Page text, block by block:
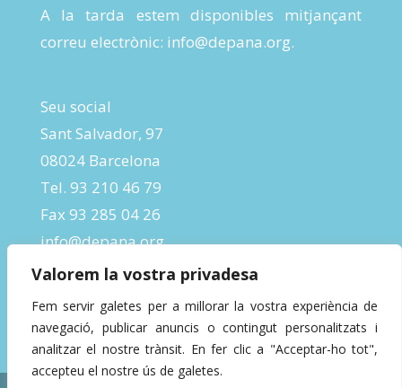
Valorem la vostra privadesa
Fem servir galetes per a millorar la vostra experiència de
navegació, publicar anuncis o contingut personalitzats i
analitzar el nostre trànsit. En fer clic a "Acceptar-ho tot",
accepteu el nostre ús de galetes.
A la tarda estem disponibles mitjançant
correu electrònic: info@depana.org.
Seu social
Sant Salvador, 97
08024 Barcelona
Tel. 93 210 46 79
Fax 93 285 04 26
info@depana.org